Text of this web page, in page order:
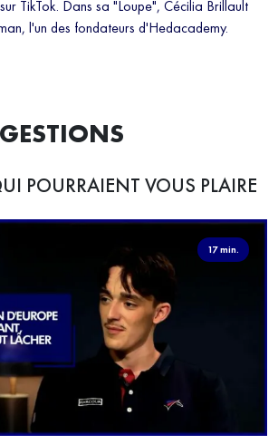
TikTok. Dans sa "Loupe", Cécilia Brillault
l'un des fondateurs d'Hedacademy.
POURRAIENT VOUS PLAIRE
17 min.